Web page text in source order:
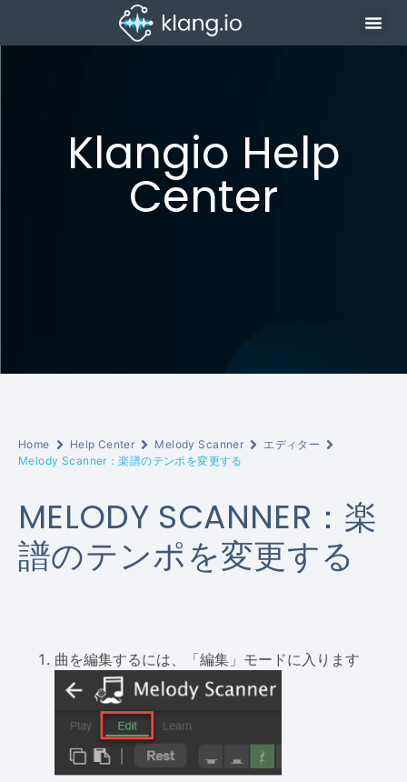
Klangio Help
Center
Home Help Center Melody Scanner
エディター
Melody Scanner：楽譜のテンポを変更する
MELODY SCANNER：楽
譜のテンポを変更する
曲を編集するには、「編集」モードに入ります